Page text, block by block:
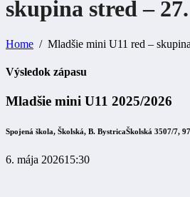
skupina stred – 27.
Home Mladšie mini U11 red –
Výsledok zápasu
Mladšie mini U11 2025/2026
Spojená škola, Školská, B. BystricaŠkolská 3507/7,
6. mája 202615:30